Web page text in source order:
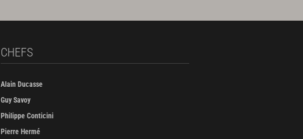
CHEFS
Alain Ducasse
Guy Savoy
Philippe Conticini
Pierre Hermé